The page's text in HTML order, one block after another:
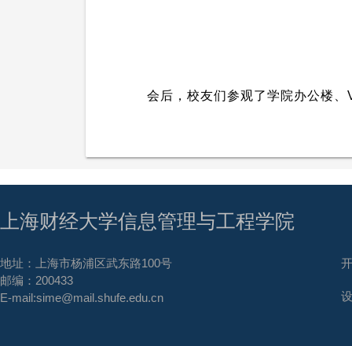
会后，校友们参观了学院办公楼、
上海财经大学信息管理与工程学院
地址：上海市杨浦区武东路100号
邮编：200433
E-mail:sime@mail.shufe.edu.cn